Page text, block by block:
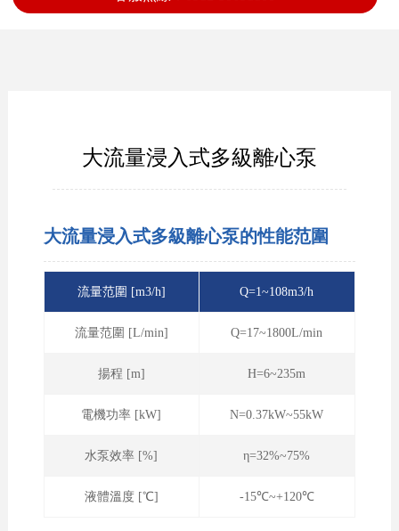
大流量浸入式多級離心泵
大流量浸入式多級離心泵的性能范圍
流量范圍 [m3/h] Q=1~108m3/h
流量范圍 [L/min] Q=17~1800L/min
揚程 [m] H=6~235m
電機功率 [kW] N=0.37kW~55kW
水泵效率 [%] η=32%~75%
液體溫度 [℃] -15℃~+120℃